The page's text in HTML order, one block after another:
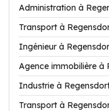
Administration à
Transport à
Ingénieur à
Agence immobilière à
Industrie à
Transport à